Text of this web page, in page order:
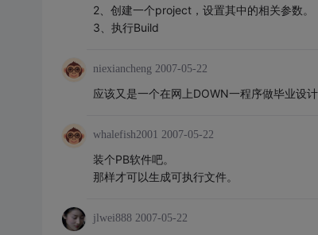
2、创建一个project，设置其中的相关参数。
3、执行Build
niexiancheng 2007-05-22
应该又是一个在网上DOWN一程序做毕业设
whalefish2001 2007-05-22
装个PB软件吧。
那样才可以生成可执行文件。
jlwei888 2007-05-22